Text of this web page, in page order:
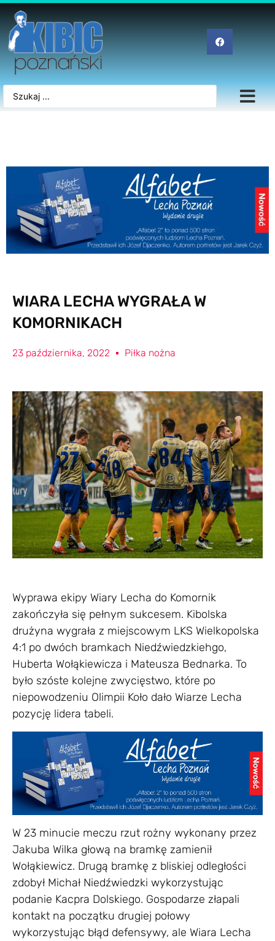
WIARA LECHA WYGRAŁA W
KOMORNIKACH
23 października, 2022 Piłka nożna
Wyprawa ekipy Wiary Lecha do Komornik
zakończyła się pełnym sukcesem. Kibolska
drużyna wygrała z miejscowym LKS Wielkopolska
4:1 po dwóch bramkach Niedźwiedzkiehgo,
Huberta Wołąkiewicza i Mateusza Bednarka. To
było szóste kolejne zwycięstwo, które po
niepowodzeniu Olimpii Koło dało Wiarze Lecha
pozycję lidera tabeli.
W 23 minucie meczu rzut rożny wykonany przez
Jakuba Wilka głową na bramkę zamienił
Wołąkiewicz. Drugą bramkę z bliskiej odległości
zdobył Michał Niedźwiedzki wykorzystując
podanie Kacpra Dolskiego. Gospodarze złapali
kontakt na początku drugiej połowy
wykorzystując błąd defensywy, ale Wiara Lecha